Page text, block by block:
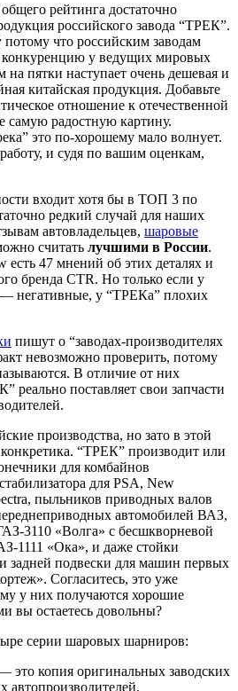
рейтинга достаточно
российского завода “ТРЕК”.
что российским заводам
конкуренцию у ведущих мировых
на пятки наступает очень дешевая и
китайская продукция. Добавьте
отношение к отечественной
самую радостную картину.
это по-хорошему мало волнует.
и судя по вашим оценкам,
входит хотя бы в ТОП 3 по
редкий случай для наших
автовладельцев, шаровые
считать лучшими в России.
есть 47 мнений об этих деталях и
бренда CTR. Но только если у
негативные, у “ТРЕКа” плохих
пишут о “заводах-производителях
невозможно проверить, потому
В отличие от них
реально поставляет свои запчасти
производства, но зато в этой
“ТРЕК” производит или
для комбайнов
для PSA, New
пыльников приводных валов
автомобилей ВАЗ,
3110 «Волга» с бесшкворневой
1111 «Ока», и даже стойки
задней подвески для машин первых
Согласитесь, это уже
у них получаются хорошие
вы остаетесь довольны?
серии шаровых шарниров:
это копия оригинальных заводских
автопроизводителей.